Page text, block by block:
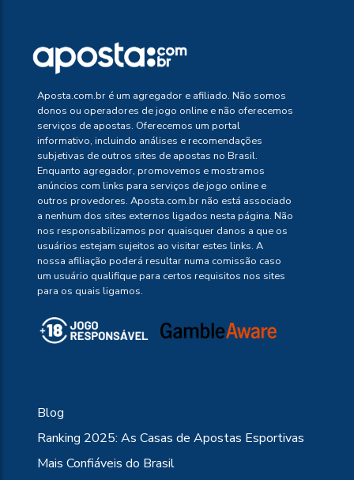
Aposta.com.br é um agregador e afiliado. Não somos
donos ou operadores de jogo online e não oferecemos
serviços de apostas. Oferecemos um portal
informativo, incluindo análises e recomendações
subjetivas de outros sites de apostas no Brasil.
Enquanto agregador, promovemos e mostramos
anúncios com links para serviços de jogo online e
outros provedores. Aposta.com.br não está associado
a nenhum dos sites externos ligados nesta página. Não
nos responsabilizamos por quaisquer danos a que os
usuários estejam sujeitos ao visitar estes links. A
nossa afiliação poderá resultar numa comissão caso
um usuário qualifique para certos requisitos nos sites
para os quais ligamos.
Blog
Ranking 2025: As Casas de Apostas Esportivas
Mais Confiáveis do Brasil